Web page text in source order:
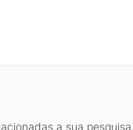
a sua